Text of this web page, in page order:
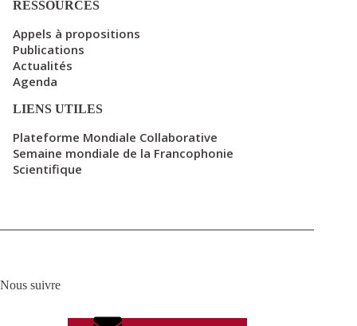
RESSOURCES
Appels à propositions
Publications
Actualités
Agenda
LIENS UTILES
Plateforme Mondiale Collaborative
Semaine mondiale de la Francophonie
Scientifique
Nous suivre